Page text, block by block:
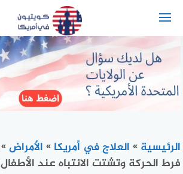
الرئيسية » العلاج في أمريكا » الأمراض
فرط الحركة وتشتت الانتباه عند